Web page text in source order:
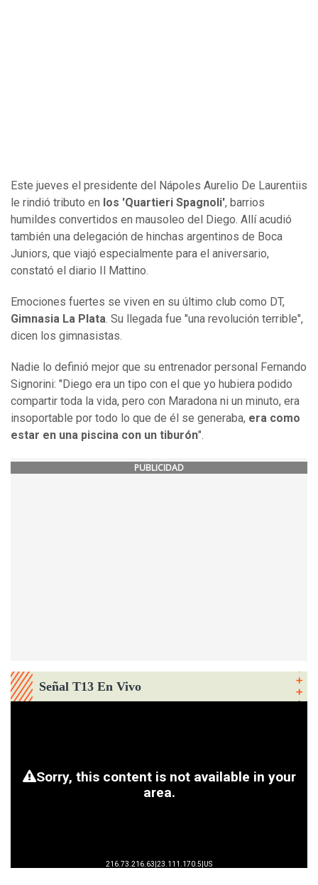
Este jueves el presidente del Nápoles Aurelio De Laurentiis
le rindió tributo en los 'Quartieri Spagnoli', barrios
humildes convertidos en mausoleo del Diego. Allí acudió
también una delegación de hinchas argentinos de Boca
Juniors, que viajó especialmente para el aniversario,
constató el diario Il Mattino.
Emociones fuertes se viven en su último club como DT,
Gimnasia La Plata. Su llegada fue "una revolución terrible",
dicen los gimnasistas.
Nadie lo definió mejor que su entrenador personal Fernando
Signorini: "Diego era un tipo con el que yo hubiera podido
compartir toda la vida, pero con Maradona ni un minuto, era
insoportable por todo lo que de él se generaba, era como
estar en una piscina con un tiburón".
PUBLICIDAD
Señal T13 En Vivo